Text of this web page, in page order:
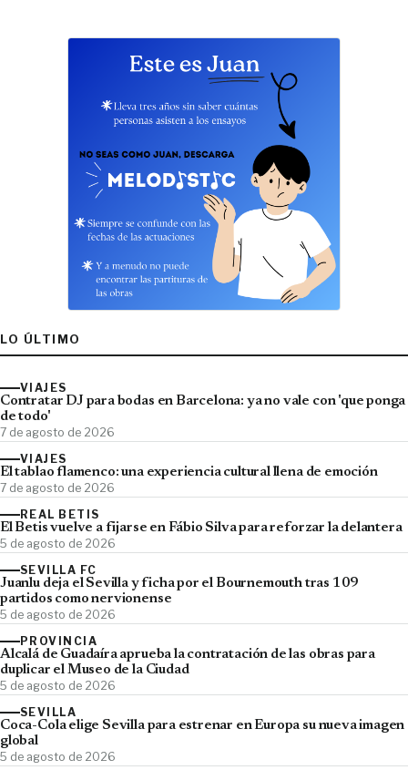
LO ÚLTIMO
VIAJES
Contratar DJ para bodas en Barcelona: ya no vale con 'que ponga
de todo'
7 de agosto de 2026
VIAJES
El tablao flamenco: una experiencia cultural llena de emoción
7 de agosto de 2026
REAL BETIS
El Betis vuelve a fijarse en Fábio Silva para reforzar la delantera
5 de agosto de 2026
SEVILLA FC
Juanlu deja el Sevilla y ficha por el Bournemouth tras 109
partidos como nervionense
5 de agosto de 2026
PROVINCIA
Alcalá de Guadaíra aprueba la contratación de las obras para
duplicar el Museo de la Ciudad
5 de agosto de 2026
SEVILLA
Coca-Cola elige Sevilla para estrenar en Europa su nueva imagen
global
5 de agosto de 2026